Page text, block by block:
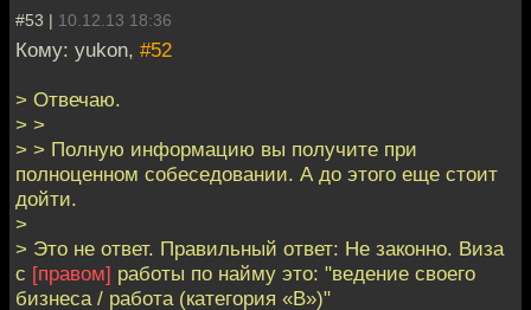
#53 | 10.12.13 18:36
Кому: yukon, #52
> Отвечаю.
> >
> > Полную информацию вы получите при
полноценном собеседовании. А до этого еще стоит
дойти.
>
> Это не ответ. Правильный ответ: Не законно. Виза
с [правом] работы по найму это: "ведение своего
бизнеса / работа (категория «B»)"